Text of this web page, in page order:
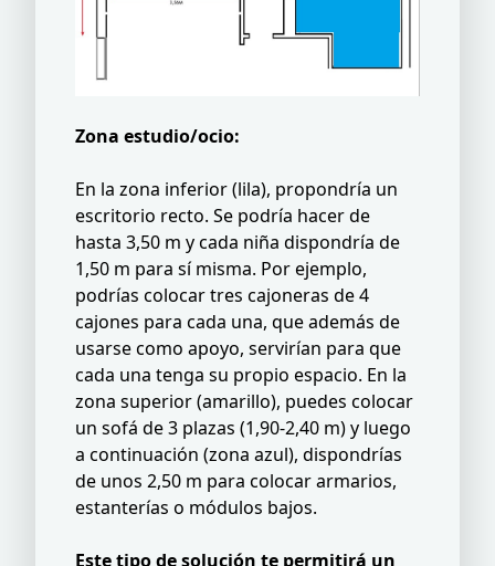
Zona estudio/ocio:
En la zona inferior (lila), propondría un
escritorio recto. Se podría hacer de
hasta 3,50 m y cada niña dispondría de
1,50 m para sí misma. Por ejemplo,
podrías colocar tres cajoneras de 4
cajones para cada una, que además de
usarse como apoyo, servirían para que
cada una tenga su propio espacio. En la
zona superior (amarillo), puedes colocar
un sofá de 3 plazas (1,90-2,40 m) y luego
a continuación (zona azul), dispondrías
de unos 2,50 m para colocar armarios,
estanterías o módulos bajos.
Este tipo de solución te permitirá un